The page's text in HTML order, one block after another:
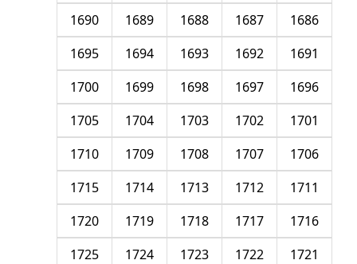
1686
1687
1688
1689
1690
1691
1692
1693
1694
1695
1696
1697
1698
1699
1700
1701
1702
1703
1704
1705
1706
1707
1708
1709
1710
1711
1712
1713
1714
1715
1716
1717
1718
1719
1720
1721
1722
1723
1724
1725